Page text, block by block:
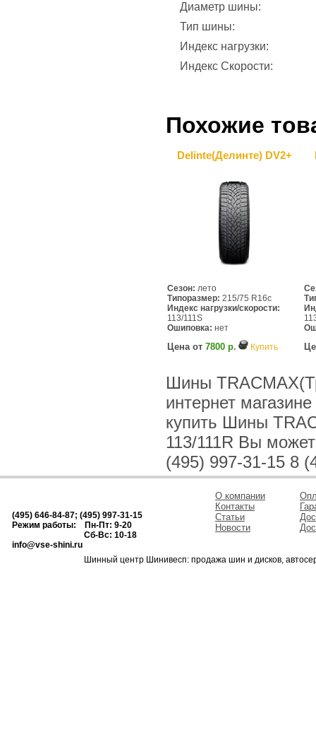
Диаметр шины:
Тип шины:
Индекс нагрузки:
Индекс Скорости:
Похожие
Delinte(Делинте) DV2+
Сезон: лето
Типоразмер: 215/75 R16c
Индекс нагрузки/скорости:
113/111S
Ошиповка: нет
Цена от 7800 р. Купить
Шины
интернет
купить Шины
113/111R Вы
(495) 997-31-15 8
(495) 646-84-87; (495) 997-31-15
Режим работы: Пн-Пт: 9-20
Сб-Вс: 10-18
info@vse-shini.ru
О компании
Контакты
Статьи
Новости
Шинный центр Шинивесп: продажа шин и дисков,